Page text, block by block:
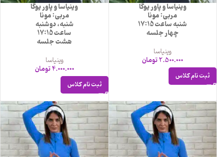
وینیاسا و پاور یوگا
مربی: مونا
شنبه ساعت 17:15
چهار جلسه
وینیاسا
2.500.000تومان
ثبت نام کلاس
وینیاسا و پاور یوگا
مربی: مونا
شنبه، دوشنبه
ساعت 17:15
هشت جلسه
وینیاسا
4.000.000تومان
ثبت نام کلاس